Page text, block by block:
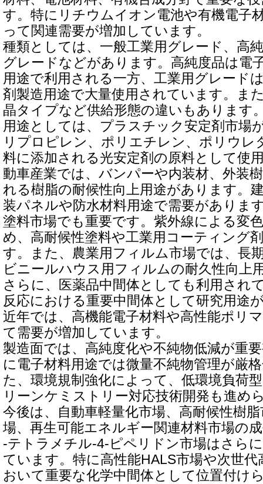
す。特にリチウムイオン電池や有機電子
って関連需要が増加しています。
種類としては、一般工業用グレード、高
グレードなどがあります。高純度品は電
用途で利用される一方、工業用グレード
剤製造用途で大量使用されています。ま
晶タイプなど供給形態の違いもあります
用途としては、プラスチック安定剤市場
リプロピレン、ポリエチレン、ポリウレ
料に添加される光安定剤の原料として使
動車産業では、バンパーや内装材、外装
れる樹脂の耐候性向上用途があります。
装パネルや防水材料用途で需要がありま
塗料市場でも重要です。紫外線による変
め、高耐候性塗料や工業用コーティング
す。また、農業用フィルム市場では、長
ビニールハウス用フィルムの耐久性向上
さらに、医薬品中間体としても利用され
反応における重要中間体として研究用途
近年では、高機能電子材料や高性能ポリ
て需要が増加しています。
製造面では、高純度化や不純物低減が重
に電子材料用途では微量不純物管理が厳
た、環境規制強化によって、低環境負荷
リーンケミストリー対応技術開発も進め
今後は、自動車軽量化市場、高耐候性樹
場、再生可能エネルギー関連材料市場の
-テトラメチル-4-ピペリドン市場はさら
ています。特に高性能HALS市場や次世代
おいて重要な化学中間体として位置付け